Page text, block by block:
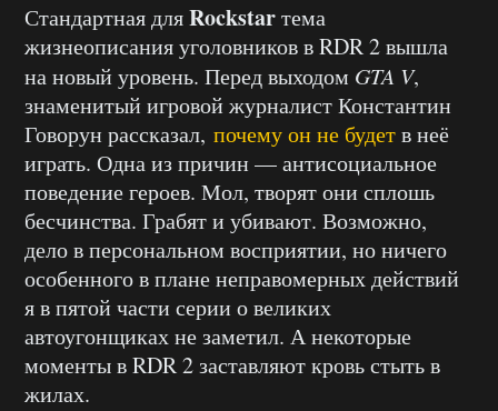
Стандартная дляRockstarтема
жизнеописания уголовников в RDR 2 вышла
на новый уровень. Перед выходом GTA V,
знаменитый игровой журналист Константин
Говорун рассказал, почему он не будетв неё
играть. Одна из причин — антисоциальное
поведение героев. Мол, творят они сплошь
бесчинства. Грабят и убивают. Возможно,
дело в персональном восприятии, но ничего
особенного в плане неправомерных действий
я в пятой части серии о великих
автоугонщиках не заметил. А некоторые
моменты в RDR 2 заставляют кровь стыть в
жилах.